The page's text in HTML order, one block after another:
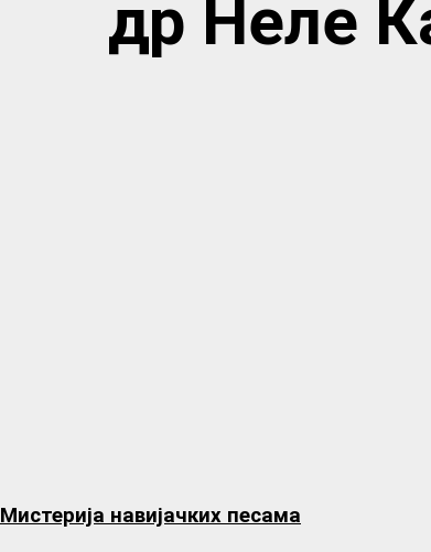
др Неле
навијачких песама